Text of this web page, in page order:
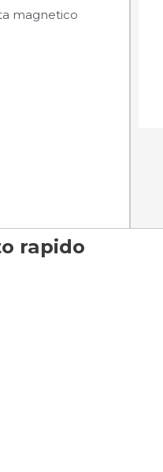
magnetico
rapido